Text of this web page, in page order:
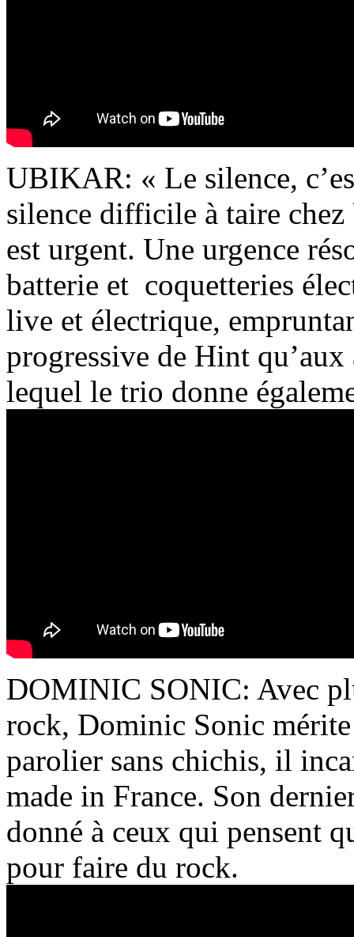
UBIKAR: « Le silence,
silence difficile à taire
est urgent. Une urgence
batterie et coquetteries
live et électrique,
progressive de Hint
lequel le trio donne
DOMINIC SONIC: Avec
rock, Dominic Sonic
parolier sans chichis, il
made in France. Son
donné à ceux qui pensent
pour faire du rock.